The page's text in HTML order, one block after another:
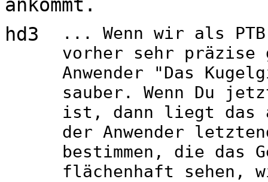
ankommt.
... Wenn wir als
vorher sehr präzise
Anwender "Das
sauber. Wenn Du
ist, dann liegt das
der Anwender
bestimmen, die das
flächenhaft sehen,
hd3